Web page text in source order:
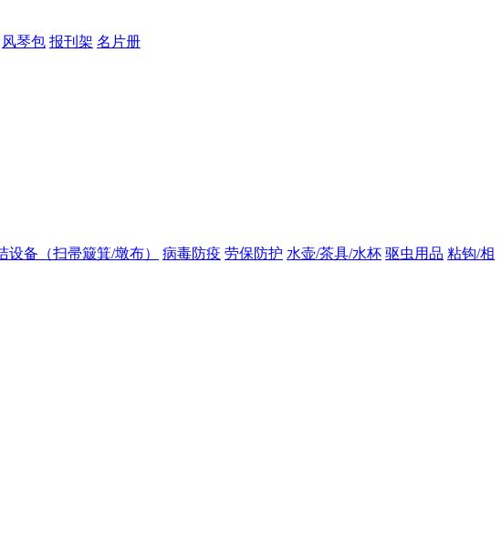
风琴包 报刊架 名片册
设备（扫帚簸箕/墩布） 病毒防疫 劳保防护 水壶/茶具/水杯 驱虫用品 粘钩/相